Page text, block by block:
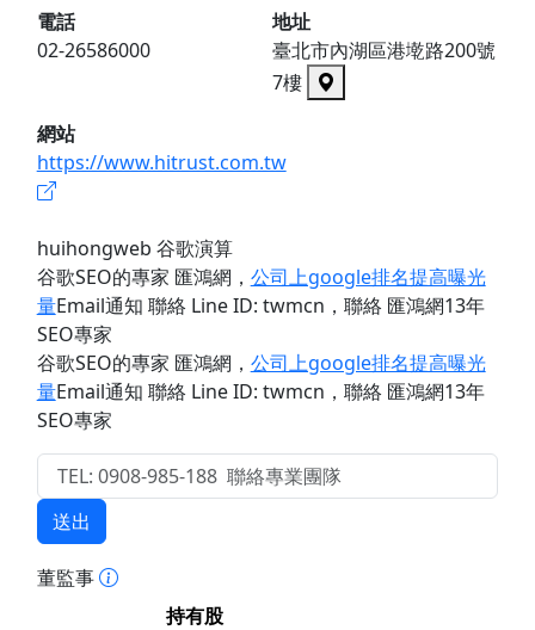
電話
02-26586000
地址
臺北市內湖區港墘路200號
7樓
網站
https://www.hitrust.com.tw
huihongweb 谷歌演算
谷歌SEO的專家 匯鴻網 ， 公司上google排名提高曝光
量Email通知 聯絡 Line ID: twmcn ，聯絡 匯鴻網13年
SEO專家
谷歌SEO的專家 匯鴻網 ， 公司上google排名提高曝光
量Email通知 聯絡 Line ID: twmcn ，聯絡 匯鴻網13年
SEO專家
送出
董監事
持有股